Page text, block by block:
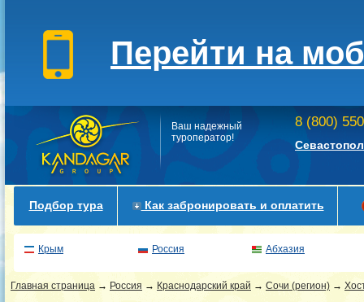
Перейти на
Ваш надежный
туроператор!
8 (800)
Подбор тура Как забронировать и оплатить
Крым Россия Абхазия
Главная страница → Россия → Краснодарский край → Сочи (регион) →